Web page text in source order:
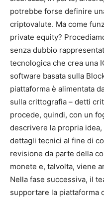
potrebbe forse definire
criptovalute. Ma come
private equity?
senza dubbio
tecnologica che crea una
software basata sulla
piattaforma è alimentata
sulla crittografia – detti
procede, quindi, con un
descrivere la propria
dettagli tecnici al fine di
revisione da parte della
monete e, talvolta, viene
Nella fase successiva, il
supportare la piattaforma